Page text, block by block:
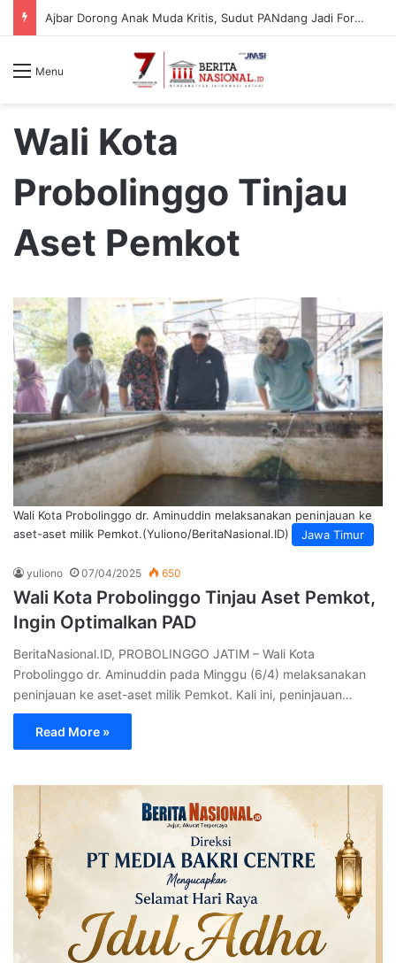
Telkom Indonesia Tanam 10.000 Bibit Lamun di Situbondo, Dorong Pemulihan Ekosistem Pesisir
Menu
Wali Kota
Probolinggo Tinjau
Aset Pemkot
Jawa Timur
Wali Kota Probolinggo dr. Aminuddin melaksanakan peninjauan ke
aset-aset milik Pemkot.(Yuliono/BeritaNasional.ID)
yuliono 07/04/2025 650
Wali Kota Probolinggo Tinjau Aset Pemkot,
Ingin Optimalkan PAD
BeritaNasional.ID, PROBOLINGGO JATIM – Wali Kota
Probolinggo dr. Aminuddin pada Minggu (6/4) melaksanakan
peninjauan ke aset-aset milik Pemkot. Kali ini, peninjauan…
Read More »